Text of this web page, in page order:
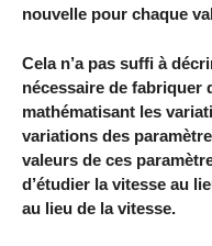
nouvelle pour chaque
Cela n’a pas suffi à
nécessaire de fabriquer
mathématisant les
variations des
valeurs de ces
d’étudier la vitesse au
au lieu de la vitesse.